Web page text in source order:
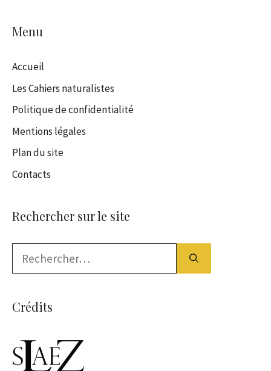
Menu
Accueil
Les Cahiers naturalistes
Politique de confidentialité
Mentions légales
Plan du site
Contacts
Rechercher sur le site
Crédits